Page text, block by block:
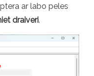
ar labo peles
draiveri.